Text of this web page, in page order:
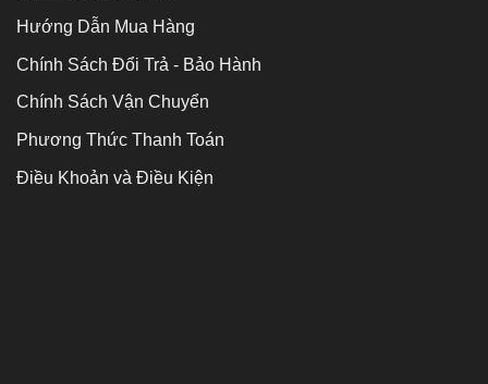
Hướng Dẫn Mua Hàng
Chính Sách Đổi Trả - Bảo Hành
Chính Sách Vận Chuyển
Phương Thức Thanh Toán
Điều Khoản và Điều Kiện